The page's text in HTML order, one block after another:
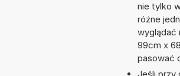
nie tylko
różne
wyglądać
99cm x
pasować